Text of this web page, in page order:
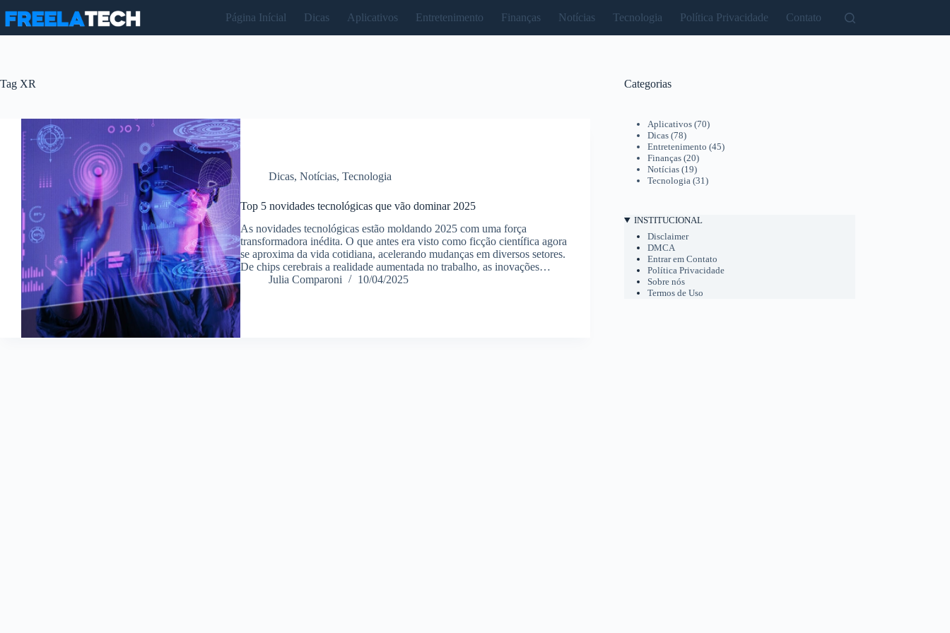
para
Página Inícial Dicas Aplicativos Entretenimento Finanças Notícias Tecnologia Política Privacidade Contato
Tag XR
Dicas, Notícias, Tecnologia
Top 5 novidades tecnológicas que vão dominar 2025
As novidades tecnológicas estão moldando 2025 com uma força
transformadora inédita. O que antes era visto como ficção científica agora
se aproxima da vida cotidiana, acelerando mudanças em diversos setores.
De chips cerebrais a realidade aumentada no trabalho, as inovações…
Julia Comparoni
10/04/2025
Categorias
Aplicativos(70)
Dicas(78)
Entretenimento (45)
Finanças(20)
Notícias(19)
Tecnologia(31)
INSTITUCIONAL
Disclaimer
DMCA
Entrar em Contato
Política Privacidade
Sobre nós
Termos de Uso